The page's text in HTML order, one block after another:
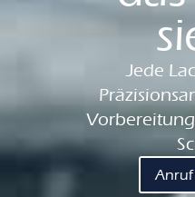
Jede
Anruf